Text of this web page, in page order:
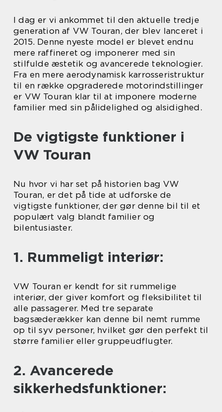
I dag er vi ankommet til den aktuelle tredje
generation af VW Touran, der blev lanceret i
2015. Denne nyeste model er blevet endnu
mere raffineret og imponerer med sin
stilfulde æstetik og avancerede teknologier.
Fra en mere aerodynamisk karrosseristruktur
til en række opgraderede motorindstillinger
er VW Touran klar til at imponere moderne
familier med sin pålidelighed og alsidighed.
De vigtigste funktioner i
VW Touran
Nu hvor vi har set på historien bag VW
Touran, er det på tide at udforske de
vigtigste funktioner, der gør denne bil til et
populært valg blandt familier og
bilentusiaster.
1. Rummeligt interiør:
VW Touran er kendt for sit rummelige
interiør, der giver komfort og fleksibilitet til
alle passagerer. Med tre separate
bagsæderækker kan denne bil nemt rumme
op til syv personer, hvilket gør den perfekt til
større familier eller gruppeudflugter.
2. Avancerede
sikkerhedsfunktioner: